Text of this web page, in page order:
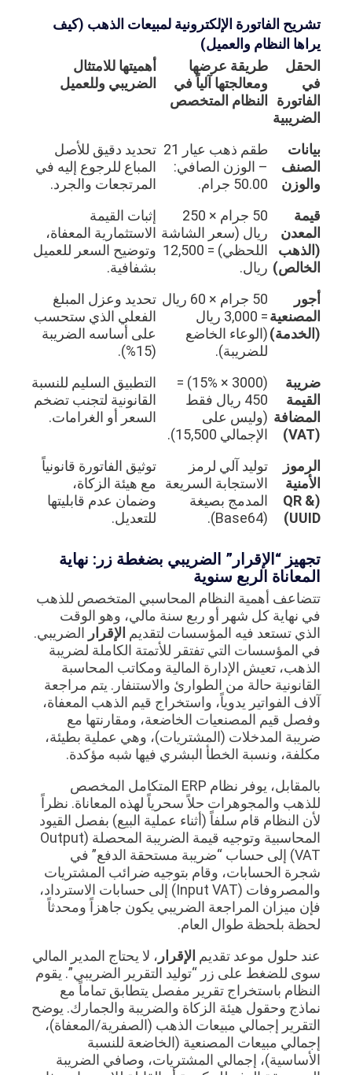
تشريح الفاتورة الإلكترونية لمبيعات الذهب (كيف
يراها النظام والعميل)
الحقل
في
الفاتورة
الضريبية
طريقة عرضها
ومعالجتها آلياً في
النظام المتخصص
أهميتها للامتثال
الضريبي وللعميل
بيانات
الصنف
والوزن
طقم ذهب عيار 21
– الوزن الصافي:
50.00 جرام.
تحديد دقيق للأصل
المباع للرجوع إليه في
المرتجعات والجرد.
قيمة
المعدن
(الذهب
الخالص)
50 جرام × 250
ريال (سعر الشاشة
اللحظي) = 12,500
ريال.
إثبات القيمة
الاستثمارية المعفاة،
وتوضيح السعر للعميل
بشفافية.
أجور
المصنعية
(الخدمة)
50 جرام × 60 ريال
= 3,000 ريال
(الوعاء الخاضع
للضريبة).
تحديد وعزل المبلغ
الفعلي الذي ستحسب
على أساسه الضريبة
(15%).
ضريبة
القيمة
المضافة
(VAT)
(3000 × 15%) =
450 ريال فقط
(وليس على
الإجمالي 15,500).
التطبيق السليم للنسبة
القانونية لتجنب تضخم
السعر أو الغرامات.
الرموز
الأمنية
(QR &
UUID)
توليد آلي لرمز
الاستجابة السريعة
المدمج بصيغة
(Base64).
توثيق الفاتورة قانونياً
مع هيئة الزكاة،
وضمان عدم قابليتها
للتعديل.
تجهيز “الإقرار” الضريبي بضغطة زر: نهاية
المعاناة الربع سنوية
تتضاعف أهمية النظام المحاسبي المتخصص للذهب
في نهاية كل شهر أو ربع سنة مالي، وهو الوقت
الذي تستعد فيه المؤسسات لتقديم الإقرار الضريبي.
في المؤسسات التي تفتقر للأتمتة الكاملة لضريبة
الذهب، تعيش الإدارة المالية ومكاتب المحاسبة
القانونية حالة من الطوارئ والاستنفار. يتم مراجعة
آلاف الفواتير يدوياً، واستخراج قيم الذهب المعفاة،
وفصل قيم المصنعيات الخاضعة، ومقارنتها مع
ضريبة المدخلات (المشتريات)، وهي عملية بطيئة،
مكلفة، ونسبة الخطأ البشري فيها شبه مؤكدة.
بالمقابل، يوفر نظام ERP المتكامل المخصص
للذهب والمجوهرات حلاً سحرياً لهذه المعاناة. نظراً
لأن النظام قام سلفاً (أثناء عملية البيع) بفصل القيود
المحاسبية وتوجيه قيمة الضريبة المحصلة (Output
VAT) إلى حساب “ضريبة مستحقة الدفع” في
شجرة الحسابات، وقام بتوجيه ضرائب المشتريات
والمصروفات (Input VAT) إلى حسابات الاسترداد،
فإن ميزان المراجعة الضريبي يكون جاهزاً ومحدثاً
لحظة بلحظة طوال العام.
عند حلول موعد تقديم الإقرار ، لا يحتاج المدير المالي
سوى للضغط على زر “توليد التقرير الضريبي”. يقوم
النظام باستخراج تقرير مفصل يتطابق تماماً مع
نماذج وحقول هيئة الزكاة والضريبة والجمارك. يوضح
التقرير إجمالي مبيعات الذهب (الصفرية/المعفاة)،
إجمالي مبيعات المصنعية (الخاضعة للنسبة
الأساسية)، إجمالي المشتريات، وصافي الضريبة